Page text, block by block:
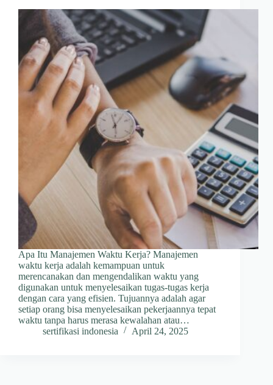
Apa Itu Manajemen Waktu Kerja? Manajemen
waktu kerja adalah kemampuan untuk
merencanakan dan mengendalikan waktu yang
digunakan untuk menyelesaikan tugas-tugas kerja
dengan cara yang efisien. Tujuannya adalah agar
setiap orang bisa menyelesaikan pekerjaannya tepat
waktu tanpa harus merasa kewalahan atau…
sertifikasi indonesia
April 24, 2025